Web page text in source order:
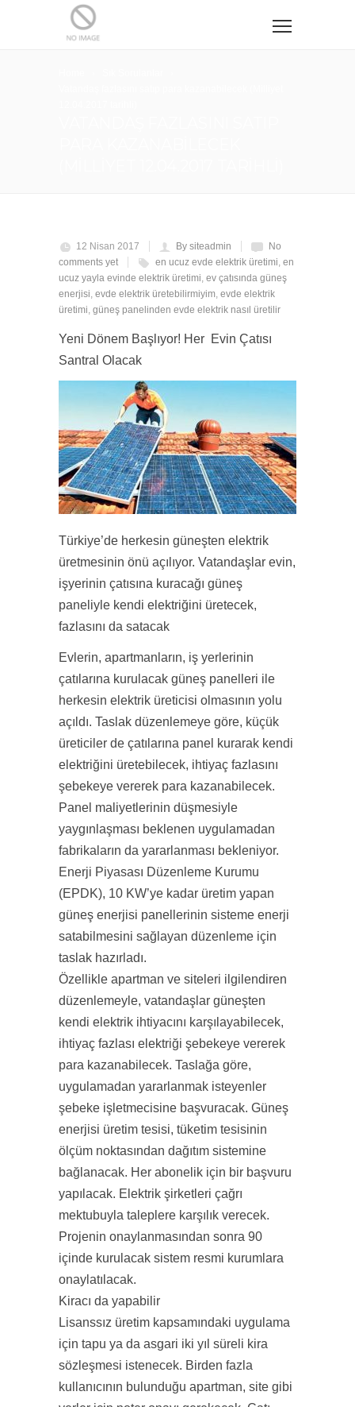
12 Nisan 2017 By siteadmin
No
comments yet
en ucuz evde elektrik üretimi, en
ucuz yayla evinde elektrik üretimi, ev çatısında güneş
enerjisi, evde elektrik üretebilirmiyim, evde elektrik
üretimi, güneş panelinden evde elektrik nasıl üretilir
Yeni Dönem Başlıyor! Her Evin Çatısı
Santral Olacak
Türkiye’de herkesin güneşten elektrik
üretmesinin önü açılıyor. Vatandaşlar evin,
işyerinin çatısına kuracağı güneş
paneliyle kendi elektriğini üretecek,
fazlasını da satacak
Evlerin, apartmanların, iş yerlerinin
çatılarına kurulacak güneş panelleri ile
herkesin elektrik üreticisi olmasının yolu
açıldı. Taslak düzenlemeye göre, küçük
üreticiler de çatılarına panel kurarak kendi
elektriğini üretebilecek, ihtiyaç fazlasını
şebekeye vererek para kazanabilecek.
Panel maliyetlerinin düşmesiyle
yaygınlaşması beklenen uygulamadan
fabrikaların da yararlanması bekleniyor.
Enerji Piyasası Düzenleme Kurumu
(EPDK), 10 KW’ye kadar üretim yapan
güneş enerjisi panellerinin sisteme enerji
satabilmesini sağlayan düzenleme için
taslak hazırladı.
Özellikle apartman ve siteleri ilgilendiren
düzenlemeyle, vatandaşlar güneşten
kendi elektrik ihtiyacını karşılayabilecek,
ihtiyaç fazlası elektriği şebekeye vererek
para kazanabilecek. Taslağa göre,
uygulamadan yararlanmak isteyenler
şebeke işletmecisine başvuracak. Güneş
enerjisi üretim tesisi, tüketim tesisinin
ölçüm noktasından dağıtım sistemine
bağlanacak. Her abonelik için bir başvuru
yapılacak. Elektrik şirketleri çağrı
mektubuyla taleplere karşılık verecek.
Projenin onaylanmasından sonra 90
içinde kurulacak sistem resmi kurumlara
onaylatılacak.
Kiracı da yapabilir
Lisanssız üretim kapsamındaki uygulama
için tapu ya da asgari iki yıl süreli kira
sözleşmesi istenecek. Birden fazla
kullanıcının bulunduğu apartman, site gibi